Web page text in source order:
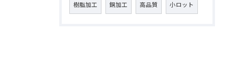
樹脂加工 銅加工 高品質 小ロット